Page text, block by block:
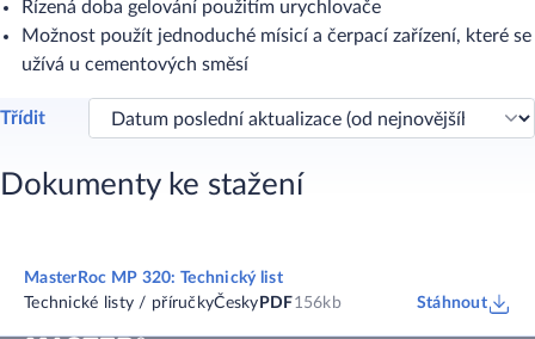
Řízená doba gelování použitím urychlovače
Možnost použít jednoduché mísicí a čerpací zařízení, které se
užívá u cementových směsí
Třídit
Dokumenty ke stažení
MasterRoc MP 320: Technický list
Technické listy / příručkyČesky PDF156kb Stáhnout